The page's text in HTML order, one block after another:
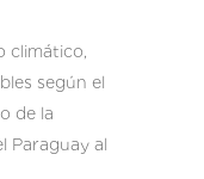
climático,
según el
de la
Paraguay al